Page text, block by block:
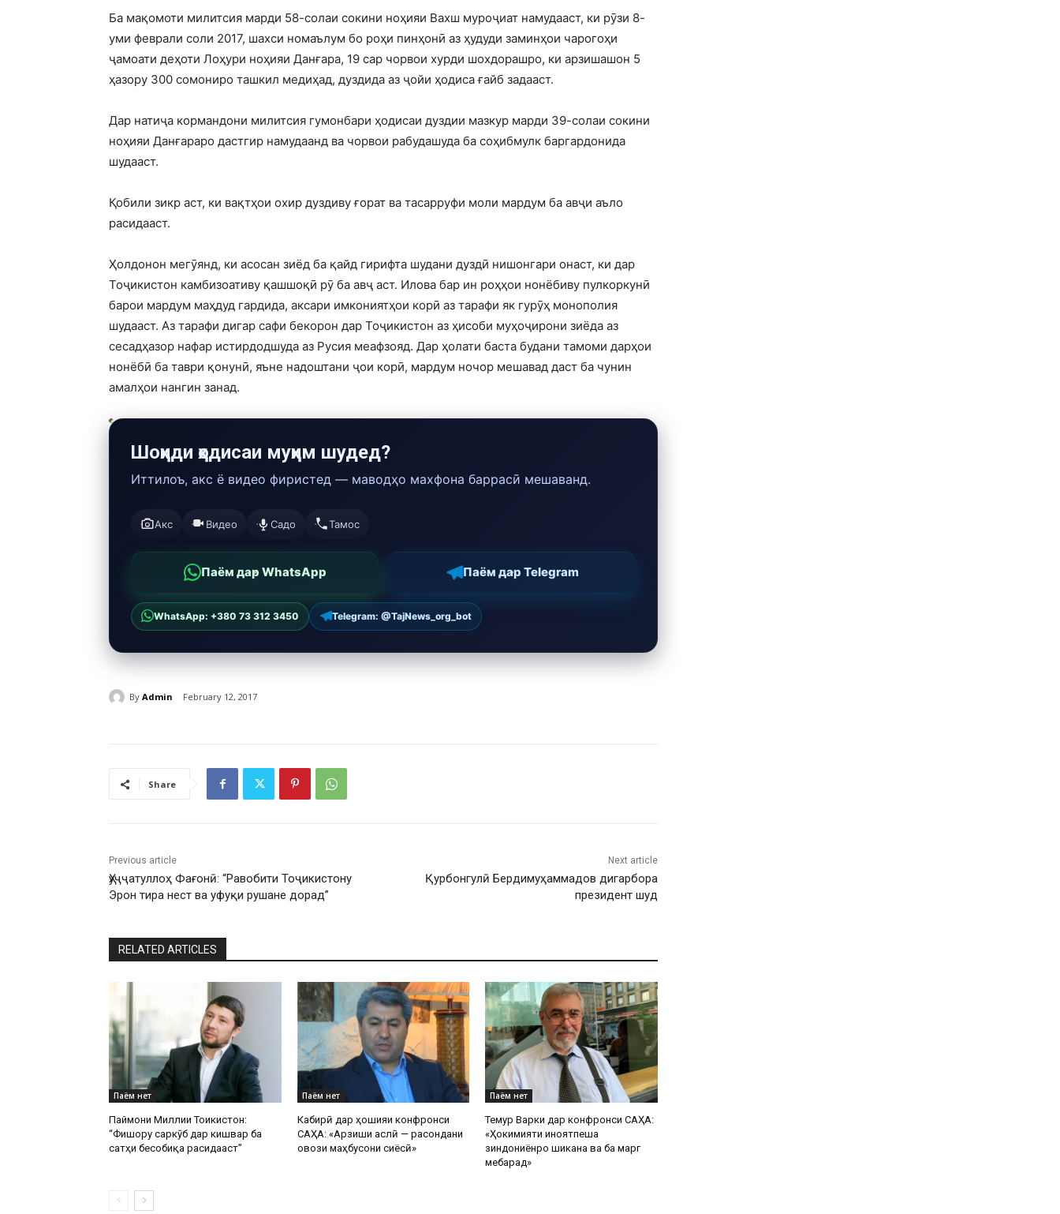
Ба мақомоти милитсия марди 58-солаи сокини ноҳияи Вахш муроҷиат намудааст, ки рӯзи 8-
уми феврали соли 2017, шахси номаълум бо роҳи пинҳонӣ аз ҳудуди заминҳои чарогоҳи
ҷамоати деҳоти Лоҳури ноҳияи Данғара, 19 сар чорвои хурди шохдорашро, ки арзишашон 5
ҳазору 300 сомониро ташкил медиҳад, дуздида аз ҷойи ҳодиса ғайб задааст.
Дар натиҷа кормандони милитсия гумонбари ҳодисаи дуздии мазкур марди 39-солаи сокини
ноҳияи Данғараро дастгир намудаанд ва чорвои рабудашуда ба соҳибмулк баргардонида
шудааст.
Қобили зикр аст, ки вақтҳои охир дуздиву ғорат ва тасарруфи моли мардум ба авҷи аъло
расидааст.
Ҳолдонон мегӯянд, ки асосан зиёд ба қайд гирифта шудани дуздӣ нишонгари онаст, ки дар
Тоҷикистон камбизоативу қашшоқӣ рӯ ба авҷ аст. Илова бар ин роҳҳои нонёбиву пулкоркунӣ
барои мардум маҳдуд гардида, аксари имкониятҳои корӣ аз тарафи як гурӯҳ монополия
шудааст. Аз тарафи дигар сафи бекорон дар Тоҷикистон аз ҳисоби муҳоҷирони зиёда аз
сесадҳазор нафар истирдодшуда аз Русия меафзояд. Дар ҳолати баста будани тамоми дарҳои
нонёбӣ ба таври қонунӣ, яъне надоштани ҷои корӣ, мардум ночор мешавад даст ба чунин
амалҳои нангин занад.
Шоҳиди ҳодисаи муҳим шудед?
Иттилоъ, акс ё видео фиристед — маводҳо махфона баррасӣ мешаванд.
Акс Видео Садо Тамос
Паём дар WhatsApp Паём дар Telegram
WhatsApp: +380 73 312 3450 Telegram: @TajNews_org_bot
By Admin February 12, 2017
Share
Previous article
Ҳуҷҷатуллоҳ Фағонӣ: “Равобити Тоҷикистону
Эрон тира нест ва уфуқи рушане дорад”
Next article
Қурбонгулӣ Бердимуҳаммадов дигарбора
президент шуд
RELATED ARTICLES
Паём нет
Паймони Миллии Тоҷикистон:
“Фишору саркӯб дар кишвар ба
сатҳи бесобиқа расидааст”
Паём нет
Кабирӣ дар ҳошияи конфронси
САҲА: «Арзиши аслӣ — расондани
овози маҳбусони сиёсӣ»
Паём нет
Темур Варки дар конфронси САҲА:
«Ҳокимияти ҷиноятпеша
зиндониёнро шиканҷа ва ба марг
мебарад»